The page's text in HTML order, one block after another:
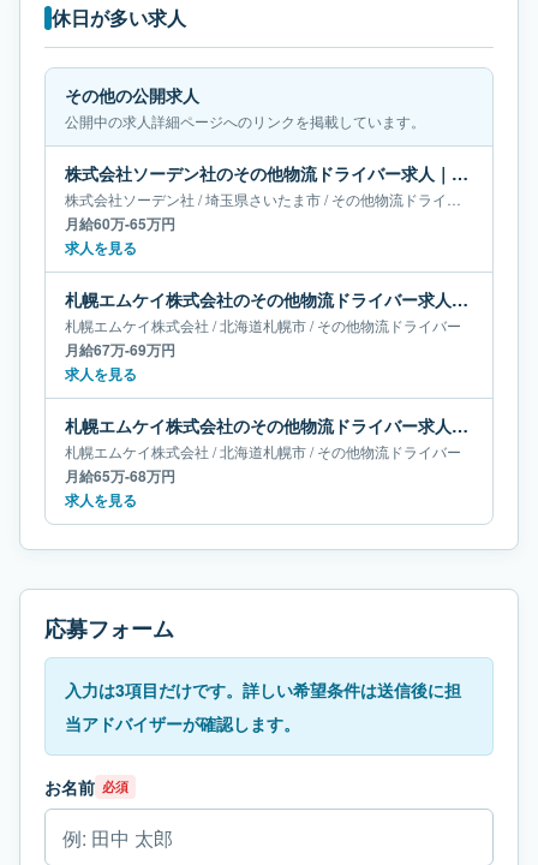
休日が多い求人
その他の公開求人
公開中の求人詳細ページへのリンクを掲載しています。
株式会社ソーデン社のその他物流ドライバー求人｜埼玉県さいたま市｜月給60万-65万円
株式会社ソーデン社 /埼玉県さいたま市/その他物流ドライバー
月給60万-65万円
求人を見る
札幌エムケイ株式会社のその他物流ドライバー求人｜北海道札幌市｜月給67万-69万円
札幌エムケイ株式会社 /北海道札幌市/その他物流ドライバー
月給67万-69万円
求人を見る
札幌エムケイ株式会社のその他物流ドライバー求人｜北海道札幌市｜月給65万-68万円
札幌エムケイ株式会社 /北海道札幌市/その他物流ドライバー
月給65万-68万円
求人を見る
応募フォーム
入力は3項目だけです。詳しい希望条件は送信後に担
当アドバイザーが確認します。
お名前 必須